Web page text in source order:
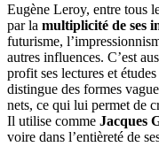
Eugène Leroy, entre tous
par la multiplicité de ses
futurisme,
autres influences. C’est
profit ses lectures et
distingue des formes
nets, ce qui lui permet de
Il utilise comme Jacques
voire dans l’entièreté de